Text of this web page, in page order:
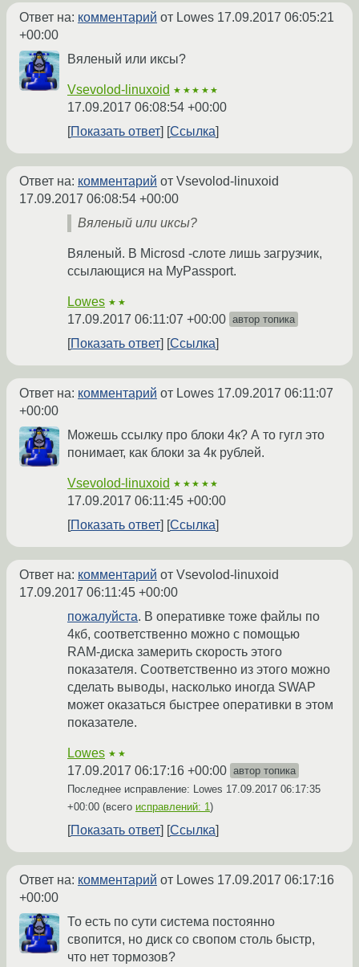
Ответ на: комментарий от Lowes 17.09.2017 06:05:21
+00:00
Вяленый или иксы?
Vsevolod-linuxoid ★★★★★
17.09.2017 06:08:54 +00:00
Показать ответ
Ссылка
Ответ на: комментарий от Vsevolod-linuxoid
17.09.2017 06:08:54 +00:00
Вяленый или иксы?
Вяленый. В Microsd -слоте лишь загрузчик,
ссылающися на MyPassport.
Lowes ★★
17.09.2017 06:11:07 +00:00 автор топика
Показать ответ Ссылка
Ответ на: комментарий от Lowes 17.09.2017 06:11:07
+00:00
Можешь ссылку про блоки 4к? А то гугл это
понимает, как блоки за 4к рублей.
Vsevolod-linuxoid ★★★★★
17.09.2017 06:11:45 +00:00
Показать ответ
Ссылка
Ответ на: комментарий от Vsevolod-linuxoid
17.09.2017 06:11:45 +00:00
пожалуйста. В оперативке тоже файлы по
4кб, соответственно можно с помощью
RAM-диска замерить скорость этого
показателя. Соответственно из этого можно
сделать выводы, насколько иногда SWAP
может оказаться быстрее оперативки в этом
показателе.
Lowes ★★
17.09.2017 06:17:16 +00:00 автор топика
Последнее исправление: Lowes 17.09.2017 06:17:35
+00:00 (всего исправлений: 1)
Показать ответ Ссылка
Ответ на: комментарий от Lowes 17.09.2017 06:17:16
+00:00
То есть по сути система постоянно
свопится, но диск со свопом столь быстр,
что нет тормозов?